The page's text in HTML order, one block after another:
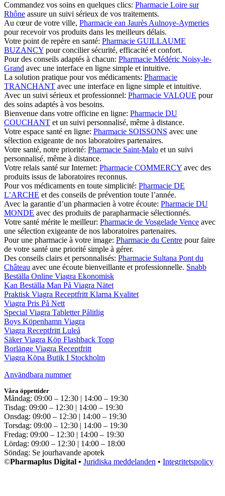
Commandez vos soins en quelques clics: Pharmacie Loire sur
Rhône assure un suivi sérieux de vos traitements.
Au cœur de votre ville, Pharmacie ean Jaurès Aulnoye-Aymeries
pour recevoir vos produits dans les meilleurs délais.
Votre point de repère en santé: Pharmacie GUILLAUME
BUZANCY pour concilier sécurité, efficacité et confort.
Pour des conseils adaptés à chacun: Pharmacie Médéric Noisy-le-
Grand avec une interface en ligne simple et intuitive.
La solution pratique pour vos médicaments: Pharmacie
TRANCHANT avec une interface en ligne simple et intuitive.
Avec un suivi sérieux et professionnel: Pharmacie VALQUE pour
des soins adaptés à vos besoins.
Bienvenue dans votre officine en ligne: Pharmacie DU
COUCHANT et un suivi personnalisé, même à distance.
Votre espace santé en ligne: Pharmacie SOISSONS avec une
sélection exigeante de nos laboratoires partenaires.
Votre santé, notre priorité: Pharmacie Saint-Malo et un suivi
personnalisé, même à distance.
Votre relais santé sur Internet: Pharmacie COMMERCY avec des
produits issus de laboratoires reconnus.
Pour vos médicaments en toute simplicité: Pharmacie DE
L’ARCHE et des conseils de prévention toute l’année.
Avec la garantie d’un pharmacien à votre écoute: Pharmacie DU
MONDE avec des produits de parapharmacie sélectionnés.
Votre santé mérite le meilleur: Pharmacie de Vosgelade Vence avec
une sélection exigeante de nos laboratoires partenaires.
Pour une pharmacie à votre image: Pharmacie du Centre pour faire
de votre santé une priorité simple à gérer.
Des conseils clairs et personnalisés: Pharmacie Sultana Pont du
Château avec une écoute bienveillante et professionnelle. Snabb
Beställa Online Viagra Ekonomisk
Kan Beställa Man På Viagra Nätet
Praktisk Viagra Receptfritt Klarna Kvalitet
Viagra Pris På Nett
Special Viagra Tabletter Pålitlig
Boys Köpenhamn Viagra
Viagra Receptfritt Luleå
Säker Viagra Köp Flashback Topp
Borlänge Viagra Receptfritt
Viagra Köpa Butik I Stockholm
Användbara nummer
Våra öppettider
Måndag: 09:00 – 12:30 | 14:00 – 19:30
Tisdag: 09:00 – 12:30 | 14:00 – 19:30
Onsdag: 09:00 – 12:30 | 14:00 – 19:30
Torsdag: 09:00 – 12:30 | 14:00 – 19:30
Fredag: 09:00 – 12:30 | 14:00 – 19:30
Lördag: 09:00 – 12:30 | 14:00 – 18:00
Söndag: Se jourhavande apotek
©Pharmaplus Digital • Juridiska meddelanden • Integritetspolicy